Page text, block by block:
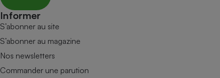
Informer
S’abonner au site
S’abonner au magazine
Nos newsletters
Commander une parution